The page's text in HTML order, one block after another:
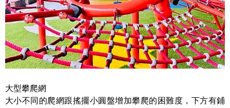
大型攀爬網
大小不同的爬網跟搖擺小圓盤增加攀爬的困難度，下方有鋪